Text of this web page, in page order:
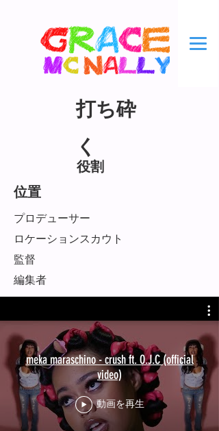
打ち砕
く
役割
位置
プロデューサー
ロケーションスカウト
監督
編集者
meka maraschino - crush ft. O.J.C (official
video)
動画を再生